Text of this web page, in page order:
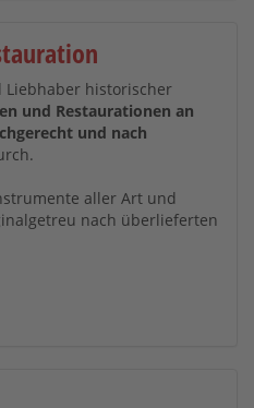
historischer
und Restaurationen an
und nach
aller Art und
nach überlieferten